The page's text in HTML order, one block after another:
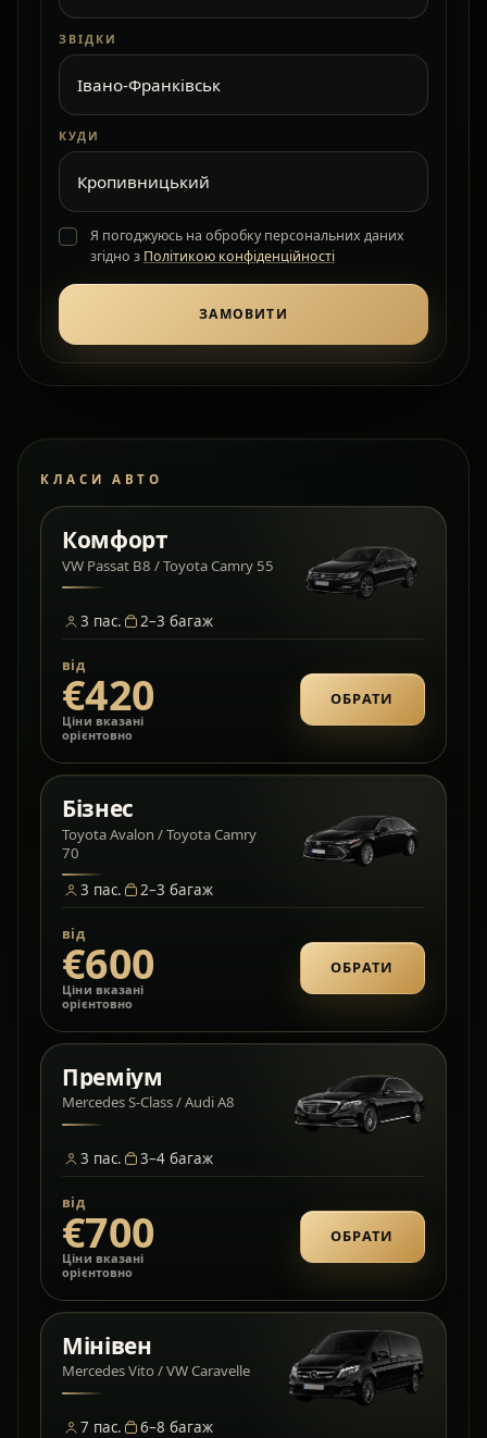
ЗВІДКИ
КУДИ
Я погоджуюсь на обробку персональних даних
згідно з Політикою конфіденційності
ЗАМОВИТИ
КЛАСИ АВТО
Комфорт
VW Passat B8 / Toyota Camry 55
3 пас. 2–3 багаж
від
€420
Ціни вказані
орієнтовно
ОБРАТИ
Бізнес
Toyota Avalon / Toyota Camry
70
3 пас. 2–3 багаж
від
€600
Ціни вказані
орієнтовно
ОБРАТИ
Преміум
Mercedes S-Class / Audi A8
3 пас. 3–4 багаж
від
€700
Ціни вказані
орієнтовно
ОБРАТИ
Мінівен
Mercedes Vito / VW Caravelle
7 пас. 6–8 багаж